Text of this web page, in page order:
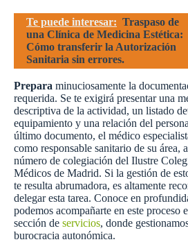
Te puede interesar: Traspaso de
una Clínica de Medicina Estética:
Cómo transferir la Autorización
Sanitaria sin errores.
Prepara minuciosamente la
requerida. Se te exigirá presentar una
descriptiva de la actividad, un listado
equipamiento y una relación del
último documento, el médico
como responsable sanitario de su área,
número de colegiación del Ilustre
Médicos de Madrid. Si la gestión de
te resulta abrumadora, es altamente
delegar esta tarea. Conoce en
podemos acompañarte en este proceso
sección de servicios, donde
burocracia autonómica.